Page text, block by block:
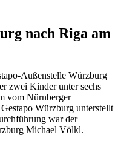
nach Riga am
Außenstelle Würzburg
zwei Kinder unter sechs
vom Nürnberger
Würzburg unterstellt
war der
Michael Völkl.